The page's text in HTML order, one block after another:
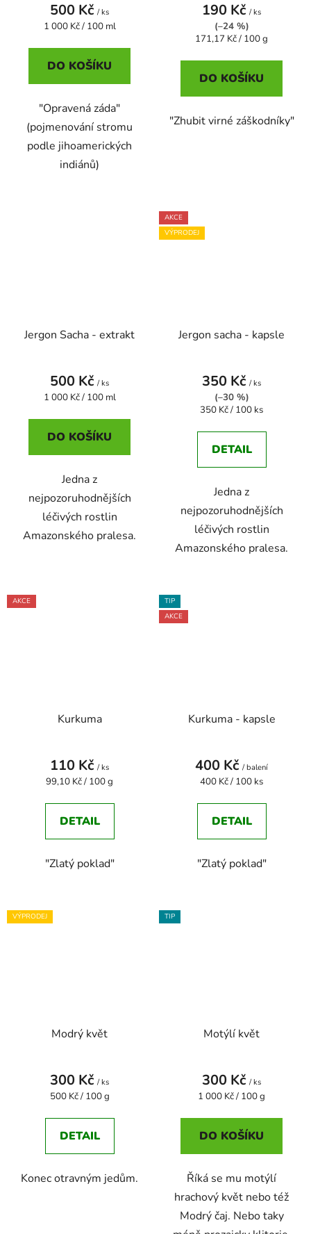
500 Kč / ks
Měrná
1 000 Kč / 100 ml
DO KOŠÍKU
"Opravená záda"
(pojmenování stromu
podle jihoamerických
indiánů)
190 Kč / ks
(–24 %)
Měrná
171,17 Kč / 100 g
DO KOŠÍKU
"Zhubit virné záškodníky"
Jergon Sacha - extrakt
500 Kč / ks
Měrná
1 000 Kč / 100 ml
DO KOŠÍKU
Jedna z
nejpozoruhodnějších
léčivých rostlin
Amazonského pralesa.
AKCE
VÝPRODEJ
Jergon sacha - kapsle
350 Kč / ks
(–30 %)
Měrná
350 Kč / 100 ks
DETAIL
Jedna z
nejpozoruhodnějších
léčivých rostlin
Amazonského pralesa.
AKCE
Kurkuma
110 Kč / ks
Měrná
99,10 Kč / 100 g
DETAIL
"Zlatý poklad"
TIP
AKCE
Kurkuma - kapsle
400 Kč / balení
Měrná
400 Kč / 100 ks
DETAIL
"Zlatý poklad"
VÝPRODEJ
Modrý květ
300 Kč / ks
Měrná
500 Kč / 100 g
DETAIL
Konec otravným jedům.
TIP
Motýlí květ
300 Kč / ks
Měrná
1 000 Kč / 100 g
DO KOŠÍKU
Říká se mu motýlí
hrachový květ nebo též
Modrý čaj. Nebo taky